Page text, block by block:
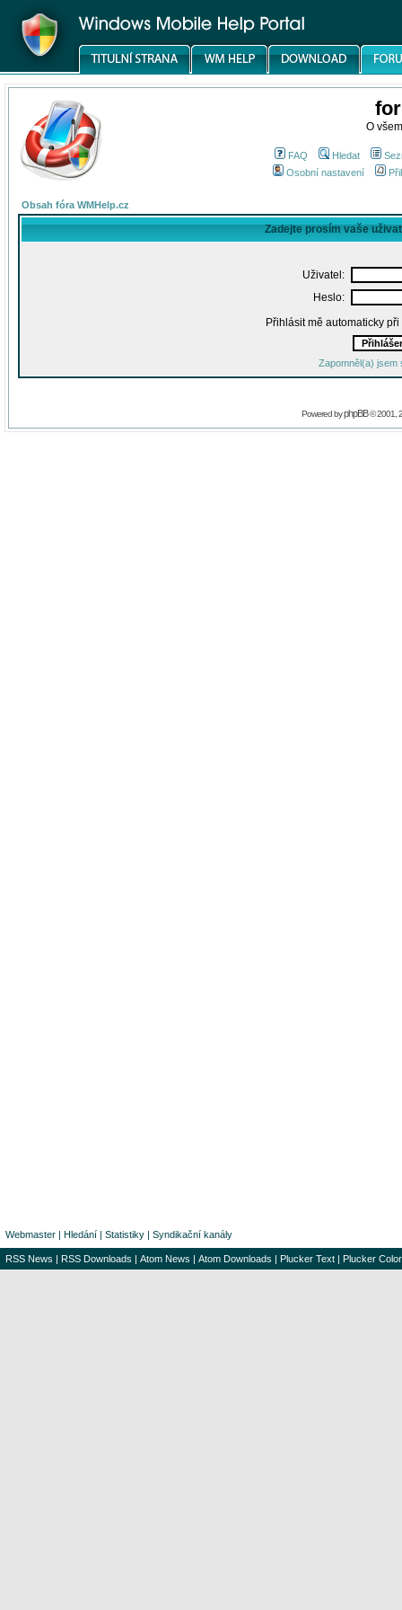
O
FAQ Hledat
Osobní nastavení
Obsah fóra WMHelp.cz
Zadejte prosím vaše
Uživatel:
Heslo:
Přihlásit mě automaticky
Zapomněl(a) jsem
Powered byphpBB© 2001,
Webmaster | Hledání | Statistiky | Syndikační kanály
RSS News | RSS Downloads | Atom News | Atom Downloads | Plucker Text | Plucker Color